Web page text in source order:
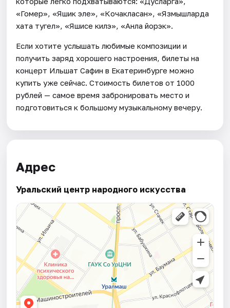
«Гомер», «Яшик эле», «Кочакласан», «Язмышларда
хата тугел», «Яшисе килэ», «Анла йорэк».
Если хотите услышать любимые композиции и
получить заряд хорошего настроения, билеты на
концерт Ильшат Сафин в Екатеринбурге можно
купить уже сейчас. Стоимость билетов от 1000
рублей — самое время забронировать место и
подготовиться к большому музыкальному вечеру.
Адрес
Уральский центр народного искусства